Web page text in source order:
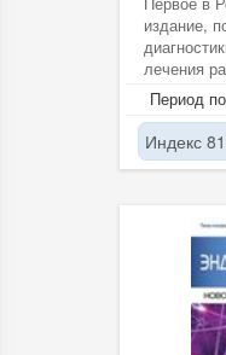
издание,
лечения
Период
Индекс